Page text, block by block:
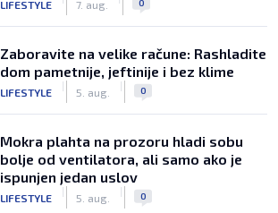
LIFESTYLE 7. aug. 0
Zaboravite na velike račune: Rashladite
dom pametnije, jeftinije i bez klime
LIFESTYLE
|
5. aug.
| 0
Mokra plahta na prozoru hladi sobu
bolje od ventilatora, ali samo ako je
ispunjen jedan uslov
LIFESTYLE
|
5. aug.
| 0